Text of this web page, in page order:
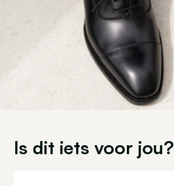
Is dit iets voor jou?